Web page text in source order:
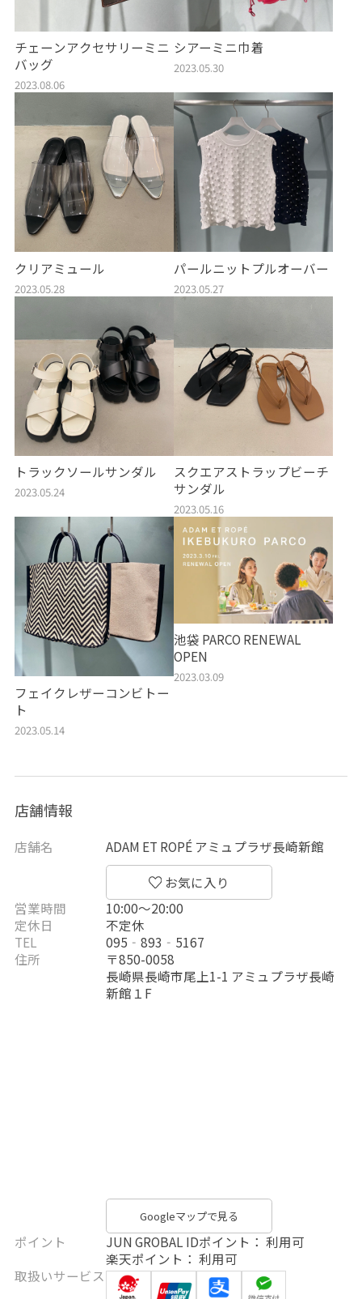
チェーンアクセサリーミニ
バッグ
2023.08.06
シアーミニ巾着
2023.05.30
クリアミュール
2023.05.28
パールニットプルオーバー
2023.05.27
トラックソールサンダル
2023.05.24
スクエアストラップビーチ
サンダル
2023.05.16
フェイクレザーコンビトー
ト
2023.05.14
池袋 PARCO RENEWAL
OPEN
2023.03.09
店舗情報
店舗名 ADAM ET ROPÉ アミュプラザ長崎新館
営業時間
10:00〜20:00
定休日
不定休
TEL
095‐893‐5167
住所
〒850-0058
長崎県長崎市尾上1-1 アミュプラザ長崎
新館１F
Googleマップで見る
ポイント
JUN GROBAL IDポイント： 利用可
楽天ポイント： 利用可
取扱いサービス